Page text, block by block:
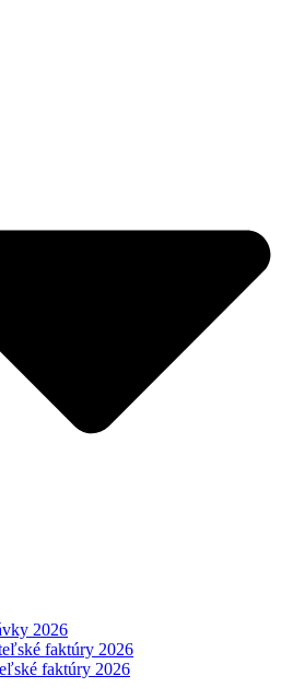
2026
faktúry 2026
faktúry 2026